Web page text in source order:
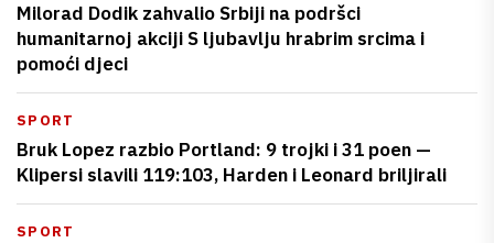
Milorad Dodik zahvalio Srbiji na podršci
humanitarnoj akciji S ljubavlju hrabrim srcima i
pomoći djeci
SPORT
Bruk Lopez razbio Portland: 9 trojki i 31 poen —
Klipersi slavili 119:103, Harden i Leonard briljirali
SPORT